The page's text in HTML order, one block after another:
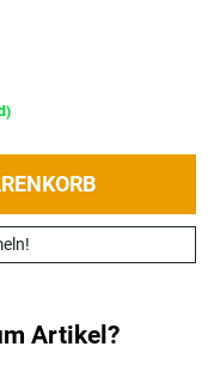
Artikel?